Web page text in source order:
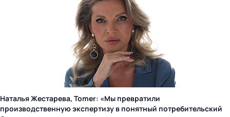
Наталья Жестарева, Tomer: «Мы превратили
производственную экспертизу в понятный потребительский